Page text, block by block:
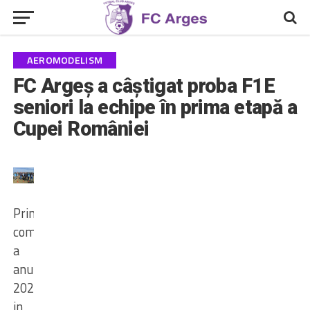
AEROMODELISM
FC Argeș a câștigat proba F1E
seniori la echipe în prima etapă a
Cupei României
Prima
competitie
a
anului
2024